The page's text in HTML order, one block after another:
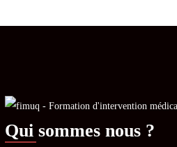
Qui sommes nous ?